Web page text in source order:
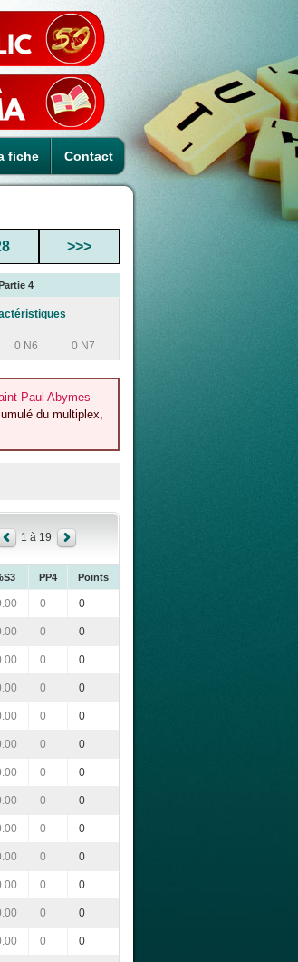
fiche Contact
>>>
4
0 N6 0 N7
Paul Abymes
du multiplex,
1 à 19
PP4 Points
0 0
0 0
0 0
0 0
0 0
0 0
0 0
0 0
0 0
0 0
0 0
0 0
0 0